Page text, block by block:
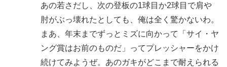
あの若さだし、次の登板の1球目か2球目で肩や
肘がぶっ壊れたとしても、俺は全く驚かないわ。
まあ、年末までずっとミズに向かって「サイ・ヤ
ング賞はお前のものだ」ってプレッシャーをかけ
続けてみようぜ。あのガキがどこまで耐えられる